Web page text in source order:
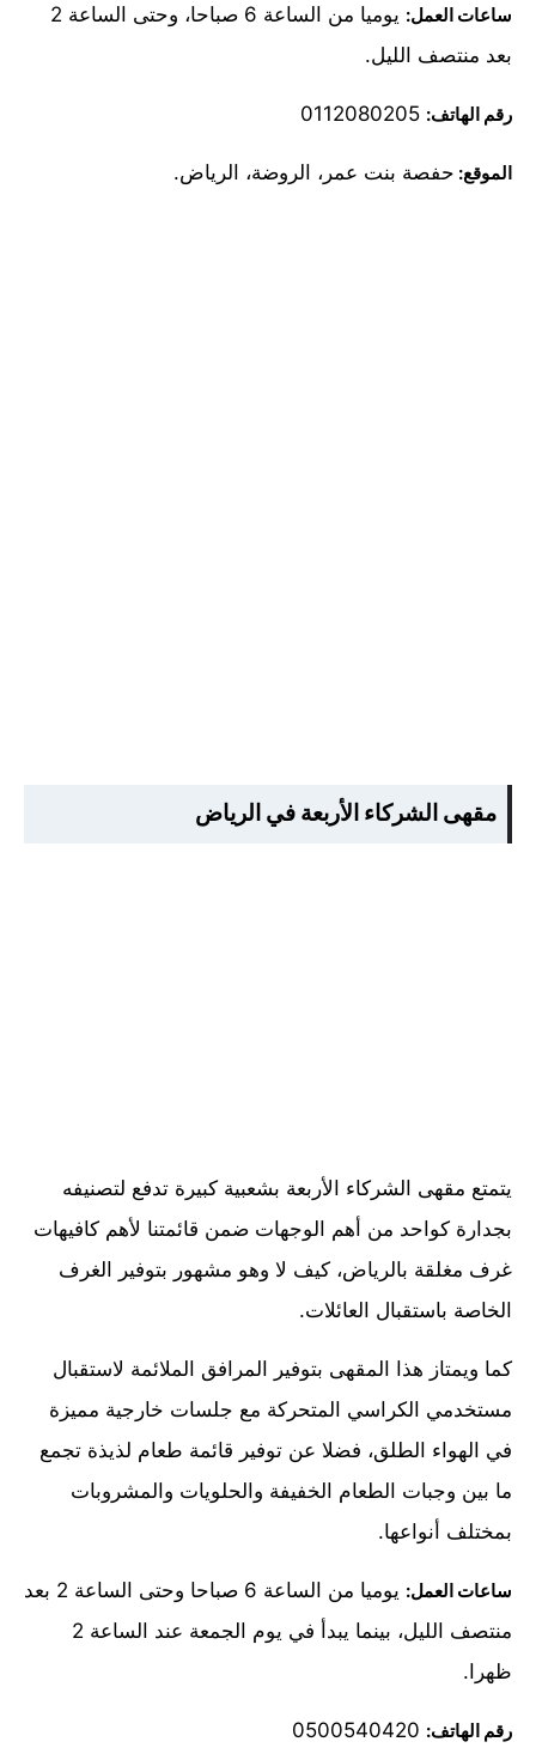
ساعات العمل:
يوميا من الساعة 6 صباحا، وحتى الساعة 2
بعد منتصف الليل.
رقم الهاتف:
الموقع: حفصة بنت عمر، الروضة، الرياض.
مقهى الشركاء الأربعة في الرياض
يتمتع مقهى الشركاء الأربعة بشعبية كبيرة تدفع لتصنيفه
بجدارة كواحد من أهم الوجهات ضمن قائمتنا لأهم كافيهات
غرف مغلقة بالرياض، كيف لا وهو مشهور بتوفير الغرف
الخاصة باستقبال العائلات.
كما ويمتاز هذا المقهى بتوفير المرافق الملائمة لاستقبال
مستخدمي الكراسي المتحركة مع جلسات خارجية مميزة
في الهواء الطلق، فضلا عن توفير قائمة طعام لذيذة تجمع
ما بين وجبات الطعام الخفيفة والحلويات والمشروبات
بمختلف أنواعها.
ساعات العمل:
يوميا من الساعة 6 صباحا وحتى الساعة 2 بعد
منتصف الليل، بينما يبدأ في يوم الجمعة عند الساعة 2
ظهرا.
رقم الهاتف: